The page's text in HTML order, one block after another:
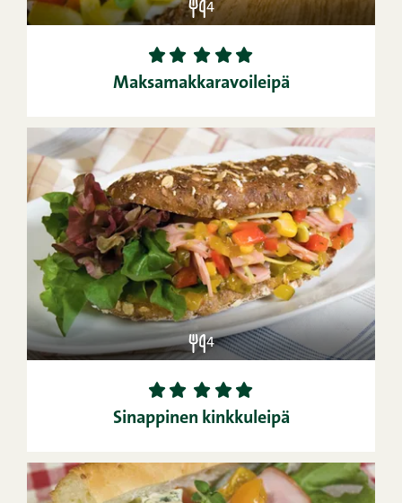
4
1 2 3 4
5
Maksamakkaravoileipä
4
1 2 3 4
5
Sinappinen kinkkuleipä